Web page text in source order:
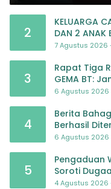
2
KELUARGA
DAN 2 ANAK
JULI 2026
7 Agustus 2026 -
3
Rapat Tiga
GEMA BT:
Pembiayaan
6 Agustus 2026
4
Berita
Berhasil
6 Agustus 2026
5
Pengaduan
Soroti
TK Al-Ikhlas
4 Agustus 2026